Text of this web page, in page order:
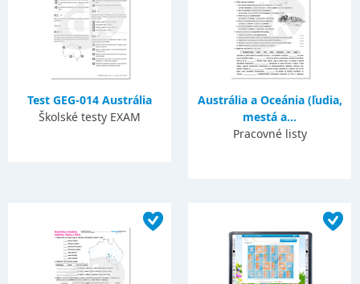
Test GEG-014 Austrália
Školské testy EXAM
Austrália a Oceánia (ľudia,
mestá a...
Pracovné listy